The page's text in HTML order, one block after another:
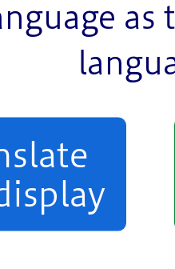
as
261KB）
聴覚、平衡、そしゃく
視覚）（PDF：245KB
PDF：251KB）